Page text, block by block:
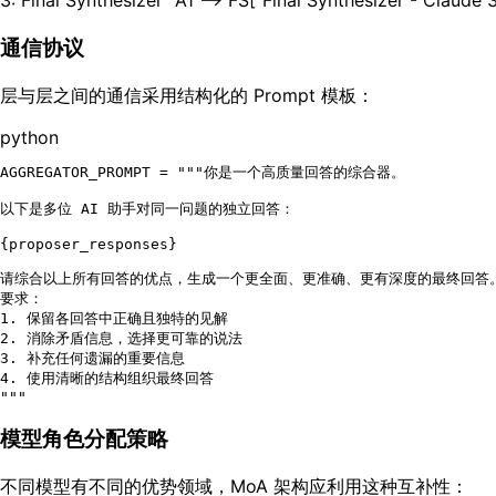
通信协议
层与层之间的通信采用结构化的 Prompt 模板：
python
AGGREGATOR_PROMPT = """你是一个高质量回答的综合器。
以下是多位 AI 助手对同一问题的独立回答：
{proposer_responses}
请综合以上所有回答的优点，生成一个更全面、更准确、更有深度的最终回答。
要求：
1. 保留各回答中正确且独特的见解
2. 消除矛盾信息，选择更可靠的说法
3. 补充任何遗漏的重要信息
4. 使用清晰的结构组织最终回答
"""
模型角色分配策略
不同模型有不同的优势领域，MoA 架构应利用这种互补性：